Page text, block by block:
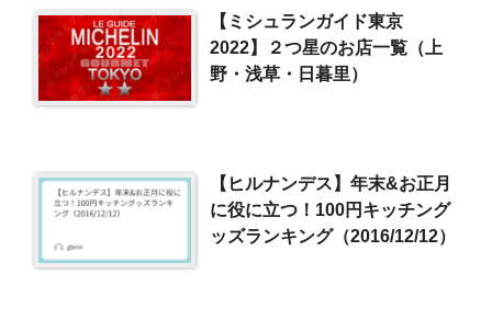
【ミシュランガイド東京
2022】２つ星のお店一覧（上
野・浅草・日暮里）
【ヒルナンデス】年末&お正月
に役に立つ！100円キッチング
ッズランキング（2016/12/12）